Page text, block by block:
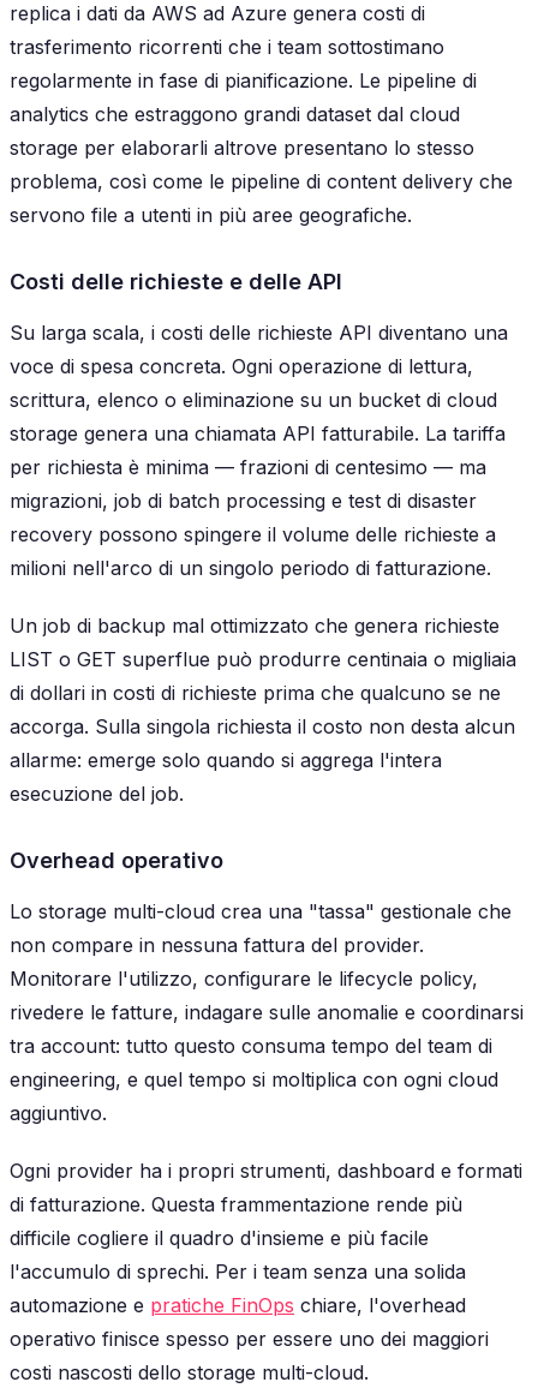
replica i dati da AWS ad Azure genera costi di
trasferimento ricorrenti che i team sottostimano
regolarmente in fase di pianificazione. Le pipeline di
analytics che estraggono grandi dataset dal cloud
storage per elaborarli altrove presentano lo stesso
problema, così come le pipeline di content delivery che
servono file a utenti in più aree geografiche.
Costi delle richieste e delle API
Su larga scala, i costi delle richieste API diventano una
voce di spesa concreta. Ogni operazione di lettura,
scrittura, elenco o eliminazione su un bucket di cloud
storage genera una chiamata API fatturabile. La tariffa
per richiesta è minima — frazioni di centesimo — ma
migrazioni, job di batch processing e test di disaster
recovery possono spingere il volume delle richieste a
milioni nell'arco di un singolo periodo di fatturazione.
Un job di backup mal ottimizzato che genera richieste
LIST o GET superflue può produrre centinaia o migliaia
di dollari in costi di richieste prima che qualcuno se ne
accorga. Sulla singola richiesta il costo non desta alcun
allarme: emerge solo quando si aggrega l'intera
esecuzione del job.
Overhead operativo
Lo storage multi-cloud crea una "tassa" gestionale che
non compare in nessuna fattura del provider.
Monitorare l'utilizzo, configurare le lifecycle policy,
rivedere le fatture, indagare sulle anomalie e coordinarsi
tra account: tutto questo consuma tempo del team di
engineering, e quel tempo si moltiplica con ogni cloud
aggiuntivo.
Ogni provider ha i propri strumenti, dashboard e formati
di fatturazione. Questa frammentazione rende più
difficile cogliere il quadro d'insieme e più facile
l'accumulo di sprechi. Per i team senza una solida
automazione e pratiche FinOps chiare, l'overhead
operativo finisce spesso per essere uno dei maggiori
costi nascosti dello storage multi-cloud.